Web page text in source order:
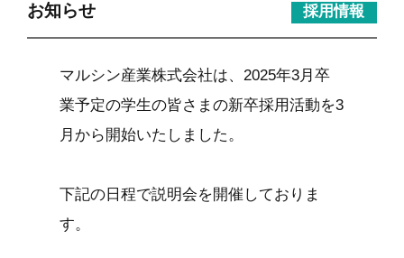
お知らせ
採用情報
マルシン産業株式会社は、2025年3月卒
業予定の学生の皆さまの新卒採用活動を3
月から開始いたしました。
下記の日程で説明会を開催しておりま
す。